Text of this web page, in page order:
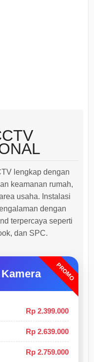
lengkap dengan
keamanan rumah,
usaha. Instalasi
dengan
terpercaya seperti
dan SPC.
PROMO
Rp 2.399.000
Rp 2.639.000
Rp 2.759.000